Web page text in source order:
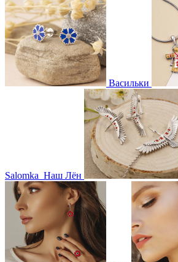
Васильки
Salomka Наш Лён